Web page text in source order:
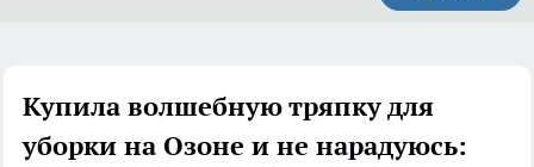
Купила волшебную тряпку для
уборки на Озоне и не нарадуюсь: